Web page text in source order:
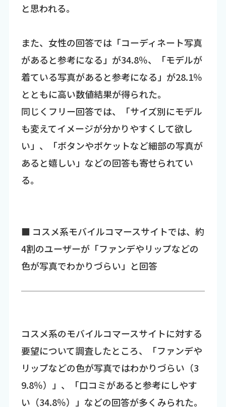
と思われる。
また、女性の回答では「コーディネート写真
があると参考になる」が34.8％、「モデルが
着ている写真があると参考になる」が28.1％
とともに高い数値結果が得られた。
同じくフリー回答では、「サイズ別にモデル
も変えてイメージが分かりやすくして欲し
い」、「ボタンやポケットなど細部の写真が
あると嬉しい」などの回答も寄せられてい
る。
■ コスメ系モバイルコマースサイトでは、約
4割のユーザーが「ファンデやリップなどの
色が写真でわかりづらい」と回答
コスメ系のモバイルコマースサイトに対する
要望について調査したところ、「ファンデや
リップなどの色が写真ではわかりづらい（3
9.8％）」、「口コミがあると参考にしやす
い（34.8％）」などの回答が多くみられた。